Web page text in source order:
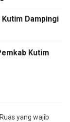
Dampingi
Kutim
Ruas yang wajib